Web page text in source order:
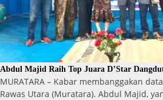
Abdul Majid Raih Top Juara D’Star
MURATARA – Kabar membanggakan
Rawas Utara (Muratara). Abdul Majid,